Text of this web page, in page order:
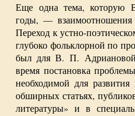
Еще одна тема, которую
годы, — взаимоотношения
Переход к устно-
глубоко фольклорной по
был для В. П.
время постановка
необходимой для
обширных статьях,
литературы» и в